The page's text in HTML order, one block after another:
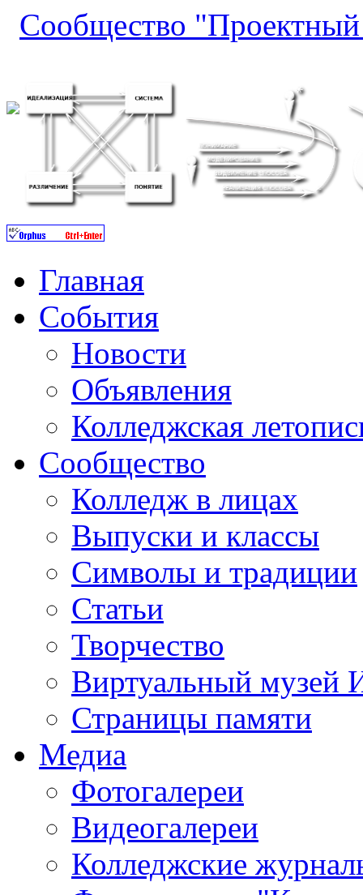
Сообщество
Главная
События
Новости
Объявления
Колледжская
Сообщество
Колледж в лицах
Выпуски и классы
Символы и традиции
Статьи
Творчество
Виртуальный музей
Страницы памяти
Медиа
Фотогалереи
Видеогалереи
Колледжские